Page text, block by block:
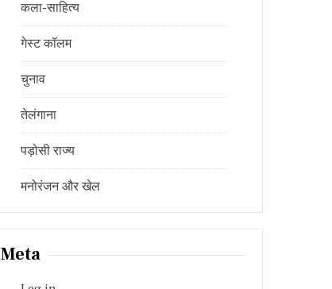
कला-साहित्य
गेस्ट कॉलम
चुनाव
तेलंगाना
पड़ोसी राज्य
मनोरंजन और खेल
Meta